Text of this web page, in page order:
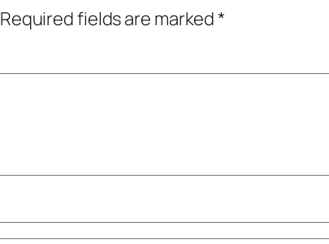
Required fields are marked*